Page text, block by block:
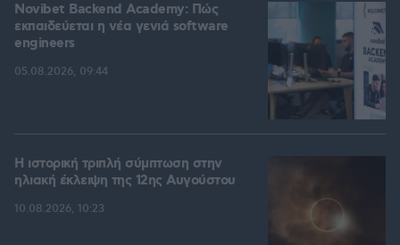
Novibet Backend Academy: Πώς
εκπαιδεύεται η νέα γενιά software
engineers
05.08.2026, 09:44
Η ιστορική τριπλή σύμπτωση στην
ηλιακή έκλειψη της 12ης Αυγούστου
10.08.2026, 10:23